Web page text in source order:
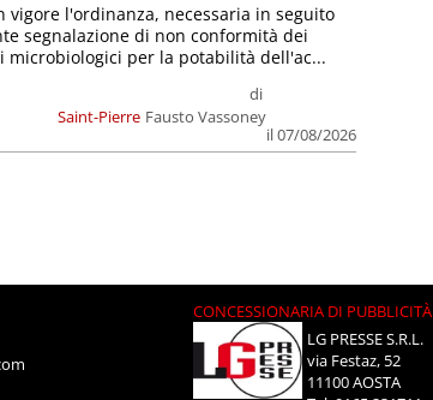
Saint-Pierre
di
Fausto Vassoney
il 07/08/2026
vigore l'ordinanza, necessaria in seguito
segnalazione di non conformità dei
microbiologici per la potabilità dell'ac...
CONCESSIONARIA DI PUBBLICITÀ
LG PRESSE S.R.L.
via Festaz, 52
11100 AOSTA